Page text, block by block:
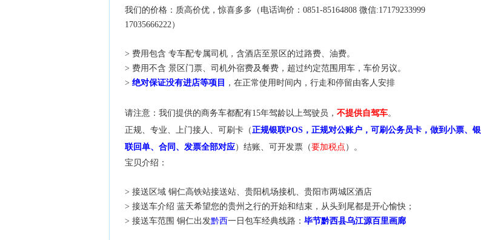
我们的价格：质高价优，惊喜多多（电话询价：0851-85164808 微信:17179233999
17035666222）
> 费用包含 专车配专属司机，含酒店至景区的过路费、油费。
> 费用不含 景区门票、司机外宿费及餐费，超过约定范围用车，车价另议。
> 绝对保证没有进店等项目 ，在正常使用时间内，行走和停留由客人安排
请注意：我们提供的商务车都配有15年驾龄以上驾驶员， 不提供自驾车。
正规、专业、上门接人、可刷卡（正规银联POS，正规对公账户，可刷公务员卡，做到小票、银
联回单、合同、发票全部对应）结账、可开发票（要加税点 ）。
宝贝介绍：
> 接送区域 铜仁高铁站接送站、贵阳机场接机、贵阳市两城区酒店
> 接送车介绍 蓝天希望您的贵州之行的开始和结束，从头到尾都是开心愉快；
> 接送车范围 铜仁出发黔西一日包车经典线路： 毕节黔西县乌江源百里画廊